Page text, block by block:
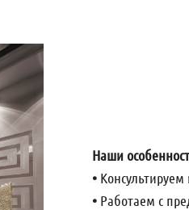
Наши
•
• Работаем c